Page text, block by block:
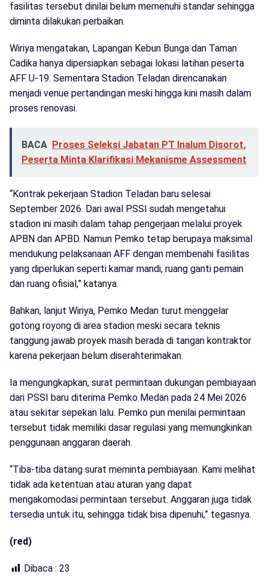
fasilitas tersebut dinilai belum memenuhi standar sehingga
diminta dilakukan perbaikan.
Wiriya mengatakan, Lapangan Kebun Bunga dan Taman
Cadika hanya dipersiapkan sebagai lokasi latihan peserta
AFF U-19. Sementara Stadion Teladan direncanakan
menjadi venue pertandingan meski hingga kini masih dalam
proses renovasi.
BACA Proses Seleksi Jabatan PT Inalum Disorot,
Peserta Minta Klarifikasi Mekanisme Assessment
“Kontrak pekerjaan Stadion Teladan baru selesai
September 2026. Dari awal PSSI sudah mengetahui
stadion ini masih dalam tahap pengerjaan melalui proyek
APBN dan APBD. Namun Pemko tetap berupaya maksimal
mendukung pelaksanaan AFF dengan membenahi fasilitas
yang diperlukan seperti kamar mandi, ruang ganti pemain
dan ruang ofisial,” katanya.
Bahkan, lanjut Wiriya, Pemko Medan turut menggelar
gotong royong di area stadion meski secara teknis
tanggung jawab proyek masih berada di tangan kontraktor
karena pekerjaan belum diserahterimakan.
Ia mengungkapkan, surat permintaan dukungan pembiayaan
dari PSSI baru diterima Pemko Medan pada 24 Mei 2026
atau sekitar sepekan lalu. Pemko pun menilai permintaan
tersebut tidak memiliki dasar regulasi yang memungkinkan
penggunaan anggaran daerah.
“Tiba-tiba datang surat meminta pembiayaan. Kami melihat
tidak ada ketentuan atau aturan yang dapat
mengakomodasi permintaan tersebut. Anggaran juga tidak
tersedia untuk itu, sehingga tidak bisa dipenuhi,” tegasnya.
(red)
Dibaca : 23